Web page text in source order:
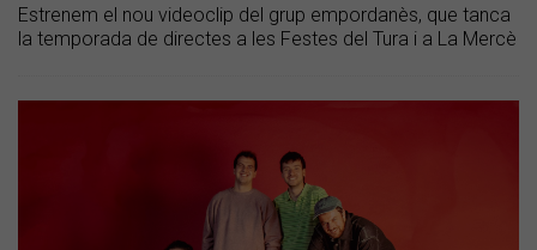
Estrenem el nou videoclip del grup empordanès, que tanca
la temporada de directes a les Festes del Tura i a La Mercè